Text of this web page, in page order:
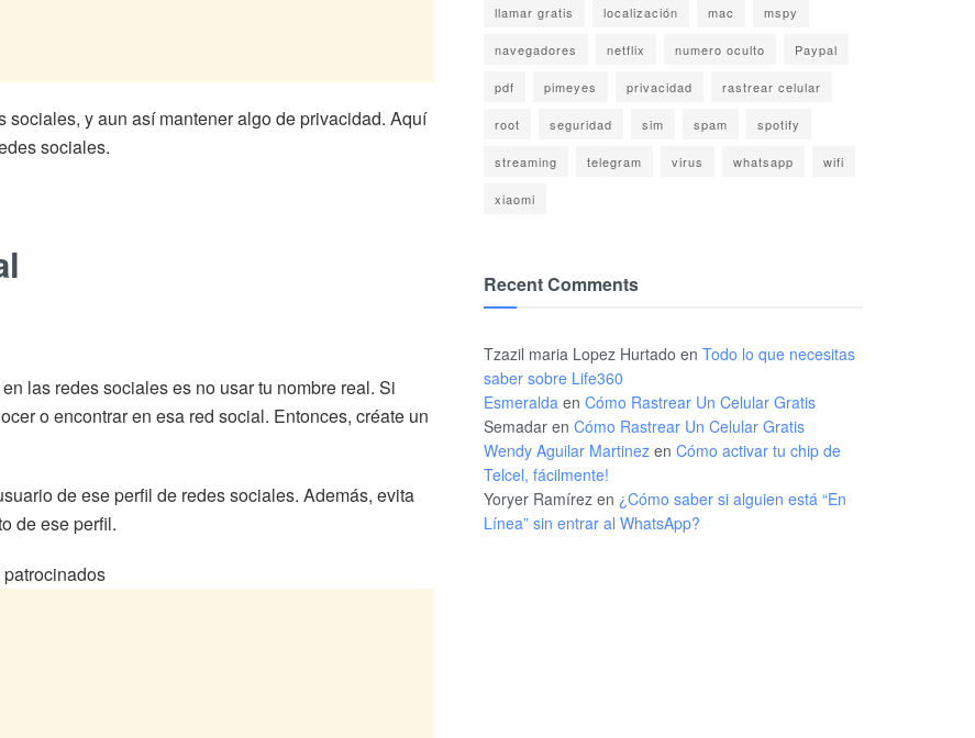
y aun así mantener algo de privacidad. Aquí
sociales.
las redes sociales es no usar tu nombre real. Si
o encontrar en esa red social. Entonces, créate un
de ese perfil de redes sociales. Además, evita
de ese perfil.
llamar gratis localización mac mspy
navegadores netflix numero oculto Paypal
pdf pimeyes privacidad rastrear celular
root seguridad sim spam spotify
streaming telegram virus whatsapp wifi
xiaomi
Recent Comments
Tzazil maria Lopez Hurtado en Todo lo que necesitas
saber sobre Life360
Esmeralda en Cómo Rastrear Un Celular Gratis
Semadar en Cómo Rastrear Un Celular Gratis
Wendy Aguilar Martinez en Cómo activar tu chip de
Telcel, fácilmente!
Yoryer Ramírez en ¿Cómo saber si alguien está “En
Línea” sin entrar al WhatsApp?